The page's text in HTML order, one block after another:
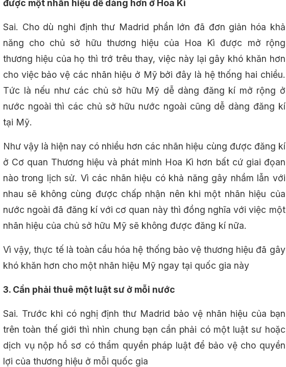
được một nhãn hiệu dễ dàng hơn ở Hoa Kì
Sai. Cho dù nghi định thư Madrid phần lớn đã đơn giản hóa khả
năng cho chủ sở hữu thương hiệu của Hoa Kì được mở rộng
thương hiệu của họ thì trớ trêu thay, việc này lại gây khó khăn hơn
cho việc bảo vệ các nhãn hiệu ở Mỹ bởi đây là hệ thống hai chiều.
Tức là nếu như các chủ sở hữu Mỹ dễ dàng đăng kí mở rộng ở
nước ngoài thì các chủ sở hữu nước ngoài cũng dễ dàng đăng kí
tại Mỹ.
Như vậy là hiện nay có nhiều hơn các nhãn hiệu cùng được đăng kí
ở Cơ quan Thương hiệu và phát minh Hoa Kì hơn bất cứ giai đọan
nào trong lịch sử. Vì các nhãn hiệu có khả năng gây nhầm lẫn với
nhau sẽ không cùng được chấp nhận nên khi một nhãn hiệu của
nước ngoài đã đăng kí với cơ quan này thì đồng nghĩa với việc một
nhãn hiệu của chủ sở hữu Mỹ sẽ không được đăng kí nữa.
Vì vậy, thực tế là toàn cầu hóa hệ thống bảo vệ thương hiệu đã gây
khó khăn hơn cho một nhãn hiệu Mỹ ngay tại quốc gia này
3. Cần phải thuê một luật sư ở mỗi nước
Sai. Trước khi có nghị định thư Madrid bảo vệ nhãn hiệu của bạn
trên toàn thế giới thì nhìn chung bạn cần phải có một luật sư hoặc
dịch vụ nộp hồ sơ có thẩm quyền pháp luật để bảo vệ cho quyền
lợi của thương hiệu ở mỗi quốc gia